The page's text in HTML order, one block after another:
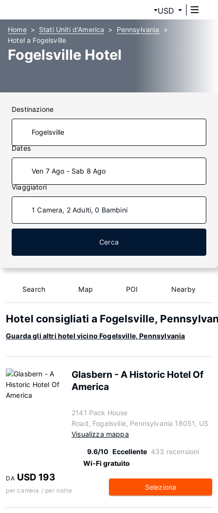
USD
Home Stati Uniti d'America
Pennsylvania
Hotel a Fogelsville
Fogelsville Hotel
Destinazione
Dates
Ven 7 Ago - Sab 8 Ago
Viaggiatori
1 Camera, 2 Adulti, 0 Bambini
Cerca
Search Map POI Nearby
Hotel consigliati a Fogelsville,
Guarda gli altri hotel vicino Fogelsville, Pennsylvania
Glasbern - A Historic Hotel Of
America
2141 Pack House
Road, Fogelsville, Pennsylvania 18051, US
Visualizza mappa
9.6/10 Eccellente 433 recensioni
Wi-Fi gratuito
DA USD 193
per camera / per notte Seleziona